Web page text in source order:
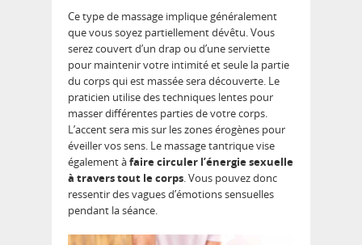
Ce type de massage implique généralement
que vous soyez partiellement dévêtu. Vous
serez couvert d’un drap ou d’une serviette
pour maintenir votre intimité et seule la partie
du corps qui est massée sera découverte. Le
praticien utilise des techniques lentes pour
masser différentes parties de votre corps.
L’accent sera mis sur les zones érogènes pour
éveiller vos sens. Le massage tantrique vise
également àfaire circuler l’énergie sexuelle
à travers tout le corps. Vous pouvez donc
ressentir des vagues d’émotions sensuelles
pendant la séance.